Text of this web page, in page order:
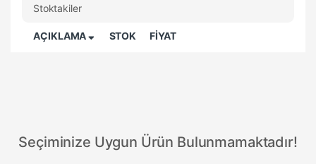
Stoktakiler
AÇIKLAMA STOK FİYAT
Seçiminize Uygun Ürün Bulunmamaktadır!